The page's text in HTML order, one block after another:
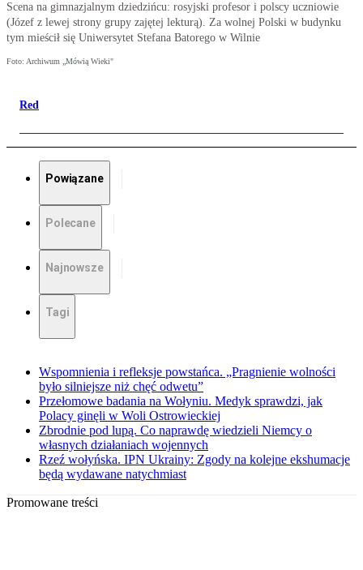
Scena na gimnazjalnym dziedzińcu: rosyjski profesor i polscy uczniowie
(Józef z lewej strony grupy zajętej lekturą). Za wolnej Polski w budynku
tym mieścił się Uniwersytet Stefana Batorego w Wilnie
Foto: Archiwum „Mówią Wieki"
Red
Powiązane
Polecane
Najnowsze
Tagi
Wspomnienia i refleksje powstańca. „Pragnienie wolności
było silniejsze niż chęć odwetu”
Przełomowe badania na Wołyniu. Medyk sprawdzi, jak
Polacy ginęli w Woli Ostrowieckiej
Zbrodnie pod lupą. Co naprawdę wiedzieli Niemcy o
własnych działaniach wojennych
Rzeź wołyńska. IPN Ukrainy: Zgody na kolejne ekshumacje
będą wydawane natychmiast
Promowane treści